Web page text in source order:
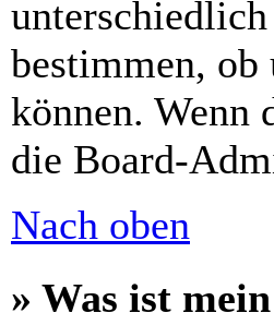
bestimmen, ob
können. Wenn
die Board-
Nach oben
» Was ist